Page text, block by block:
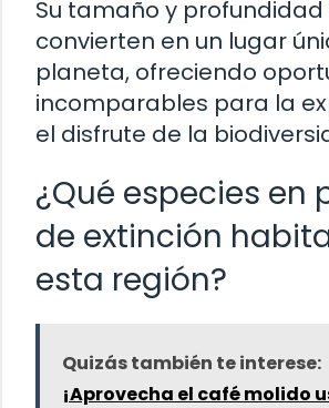
Su tamaño y profundidad
convierten en un lugar
planeta, ofreciendo
incomparables para la
el disfrute de la
¿Qué especies en
de extinción
esta región?
Quizás también te interese:
¡Aprovecha el café molido